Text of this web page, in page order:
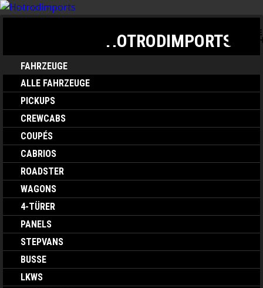
TOGGLE
HOTRODIMPORTS
FAHRZEUGE
ALLE FAHRZEUGE
PICKUPS
CREWCABS
COUPÉS
CABRIOS
ROADSTER
WAGONS
4-TÜRER
PANELS
STEPVANS
BUSSE
LKWS